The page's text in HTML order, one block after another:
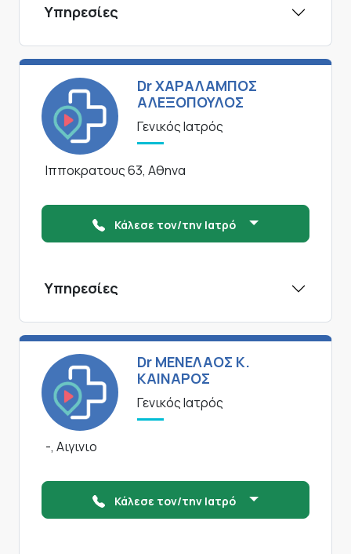
Υπηρεσίες
Dr ΧΑΡΑΛΑΜΠΟΣ
ΑΛΕΞΟΠΟΥΛΟΣ
Γενικός Ιατρός
Ιπποκρατους 63, Αθηνα
Κάλεσε τον/την Ιατρό
Υπηρεσίες
Dr ΜΕΝΕΛΑΟΣ Κ.
ΚΑΙΝΑΡΟΣ
Γενικός Ιατρός
-, Αιγινιο
Κάλεσε τον/την Ιατρό